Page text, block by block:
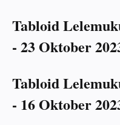
Tabloid
- 23 Oktober
Tabloid
- 16 Oktober